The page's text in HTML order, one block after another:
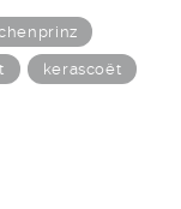
kerascoët